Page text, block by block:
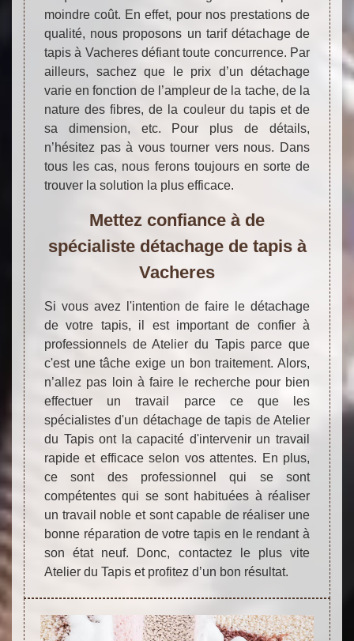
moindre coût. En effet, pour nos prestations de
qualité, nous proposons un tarif détachage de
tapis à Vacheres défiant toute concurrence. Par
ailleurs, sachez que le prix d’un détachage
varie en fonction de l’ampleur de la tache, de la
nature des fibres, de la couleur du tapis et de
sa dimension, etc. Pour plus de détails,
n’hésitez pas à vous tourner vers nous. Dans
tous les cas, nous ferons toujours en sorte de
trouver la solution la plus efficace.
Mettez confiance à de
spécialiste détachage de tapis à
Vacheres
Si vous avez l'intention de faire le détachage
de votre tapis, il est important de confier à
professionnels de Atelier du Tapis parce que
c'est une tâche exige un bon traitement. Alors,
n’allez pas loin à faire le recherche pour bien
effectuer un travail parce ce que les
spécialistes d'un détachage de tapis de Atelier
du Tapis ont la capacité d'intervenir un travail
rapide et efficace selon vos attentes. En plus,
ce sont des professionnel qui se sont
compétentes qui se sont habituées à réaliser
un travail noble et sont capable de réaliser une
bonne réparation de votre tapis en le rendant à
son état neuf. Donc, contactez le plus vite
Atelier du Tapis et profitez d’un bon résultat.